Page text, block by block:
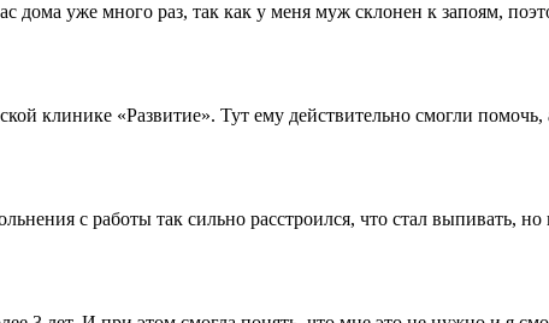
дома уже много раз, так как у меня муж склонен к запоям,
клинике «Развитие». Тут ему действительно смогли
с работы так сильно расстроился, что стал выпивать,